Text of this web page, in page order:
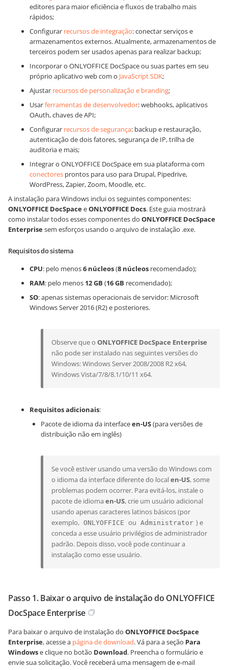
editores para maior eficiência e fluxos de trabalho mais
rápidos;
Configurar recursos de integração: conectar serviços e
armazenamentos externos. Atualmente, armazenamentos de
terceiros podem ser usados apenas para realizar backup;
Incorporar o ONLYOFFICE DocSpace ou suas partes em seu
próprio aplicativo web com o JavaScript SDK;
Ajustar recursos de personalização e branding;
Usarferramentas de desenvolvedor: webhooks, aplicativos
OAuth, chaves de API;
Configurar recursos de segurança: backup e restauração,
autenticação de dois fatores, segurança de IP, trilha de
auditoria e mais;
Integrar o ONLYOFFICE DocSpace em sua plataforma com
conectores prontos para uso para Drupal, Pipedrive,
WordPress, Zapier, Zoom, Moodle, etc.
A instalação para Windows inclui os seguintes componentes:
ONLYOFFICE DocSpaceeONLYOFFICE Docs. Este guia mostrará
como instalar todos esses componentes do ONLYOFFICE DocSpace
Enterprisesem esforços usando o arquivo de instalação .exe.
Requisitos do sistema
CPU: pelo menos6 núcleos(8 núcleos recomendado);
RAM: pelo menos 12 GB (16 GB recomendado);
SO: apenas sistemas operacionais de servidor: Microsoft
Windows Server 2016 (R2) e posteriores.
Observe que o ONLYOFFICE DocSpace Enterprise
não pode ser instalado nas seguintes versões do
Windows: Windows Server 2008/2008 R2 x64,
Windows Vista/7/8/8.1/10/11 x64.
Requisitos adicionais:
Pacote de idioma da interfaceen-US(para versões de
distribuição não em inglês)
Se você estiver usando uma versão do Windows com
o idioma da interface diferente do localen-US, some
problemas podem ocorrer. Para evitá-los, instale o
pacote de idioma en-US, crie um usuário adicional
usando apenas caracteres latinos básicos (por
exemplo, ONLYOFFICE ou Administrator ) e
conceda a esse usuário privilégios de administrador
padrão. Depois disso, você pode continuar a
instalação como esse usuário.
Passo 1. Baixar o arquivo de instalação do ONLYOFFICE
DocSpace Enterprise
Para baixar o arquivo de instalação do ONLYOFFICE DocSpace
Enterprise, acesse a página de download.Vá para a seção Para
Windowse clique no botão Download. Preencha o formulário e
envie sua solicitação. Você receberá uma mensagem de e-mail